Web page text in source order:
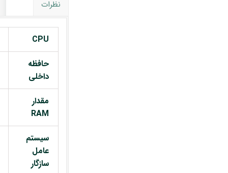
نظرات
CPU
حافظه
داخلی
مقدار
RAM
سیستم
عامل
سازگار